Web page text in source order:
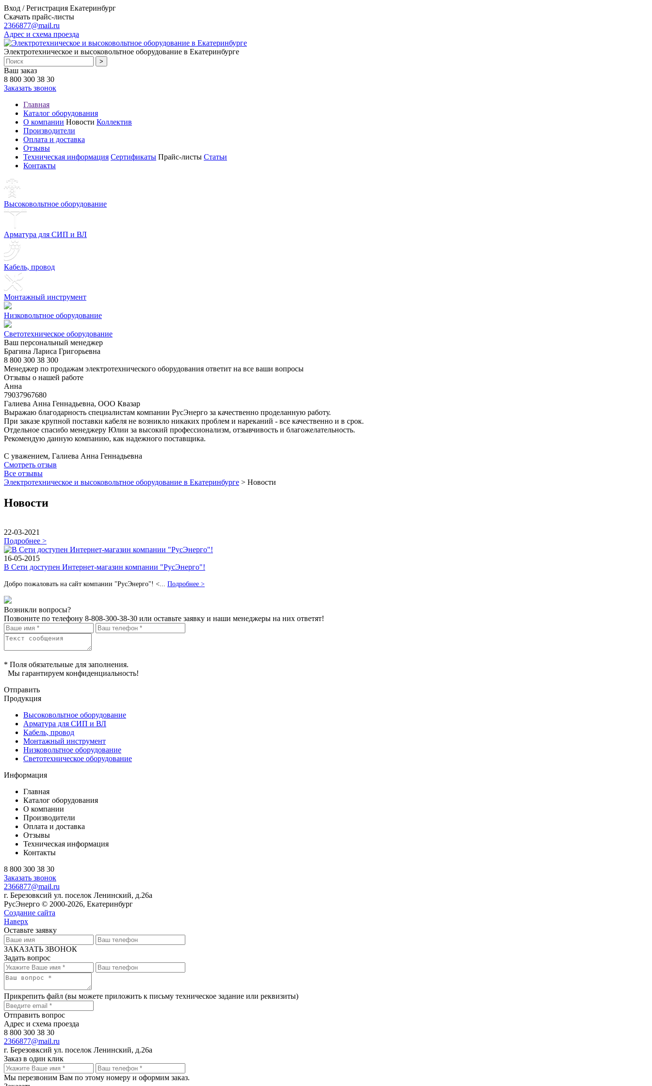
Вход / Регистрация Екатеринбург
Скачать прайс-листы
2366877@mail.ru
Адрес и схема проезда
Электротехническое и высоковольтное оборудование в Екатеринбурге
Ваш заказ
8 800 300 38 30
Заказать звонок
Главная
Каталог оборудования
О компании Новости Коллектив
Производители
Оплата и доставка
Отзывы
Техническая информация Сертификаты Прайс-листы Статьи
Контакты
Высоковольтное оборудование
Арматура для СИП и ВЛ
Кабель, провод
Монтажный инструмент
Низковольтное оборудование
Светотехническое оборудование
Ваш персональный менеджер
Брагина Лариса Григорьевна
8 800 300 38 300
Менеджер по продажам электротехнического оборудования ответит на все ваши вопросы
Отзывы о нашей работе
Анна
79037967680
Галиева Анна Геннадьевна, ООО Квазар
Выражаю благодарность специалистам компании РусЭнерго за качественно проделанную работу.
При заказе крупной поставки кабеля не возникло никаких проблем и нареканий - все качественно и в срок.
Отдельное спасибо менеджеру Юлии за высокий профессионализм, отзывчивость и благожелательность.
Рекомендую данную компанию, как надежного поставщика.
С уважением, Галиева Анна Геннадьевна
Смотреть отзыв
Все отзывы
Электротехническое и высоковольтное оборудование в Екатеринбурге > Новости
Новости
22-03-2021
Подробнее >
16-05-2015
В Сети доступен Интернет-магазин компании "РусЭнерго"!
Добро пожаловать на сайт компании "РусЭнерго"! <... Подробнее >
Возникли вопросы?
Позвоните по телефону 8-808-300-38-30 или оставьте заявку и наши менеджеры на них ответят!
* Поля обязательные для заполнения.
Мы гарантируем конфиденциальность!
Отправить
Продукция
Высоковольтное оборудование
Арматура для СИП и ВЛ
Кабель, провод
Монтажный инструмент
Низковольтное оборудование
Светотехническое оборудование
Информация
Главная
Каталог оборудования
О компании
Производители
Оплата и доставка
Отзывы
Техническая информация
Контакты
8 800 300 38 30
Заказать звонок
2366877@mail.ru
г. Березовксий ул. поселок Ленинский, д.26а
РусЭнерго © 2000-2026, Екатеринбург
Создание сайта
Наверх
Оставьте заявку
ЗАКАЗАТЬ ЗВОНОК
Задать вопрос
Прикрепить файл (вы можете приложить к письму техническое задание или реквизиты)
Отправить вопрос
Адрес и схема проезда
8 800 300 38 30
2366877@mail.ru
г. Березовксий ул. поселок Ленинский, д.26а
Заказ в один клик
Мы перезвоним Вам по этому номеру и оформим заказ.